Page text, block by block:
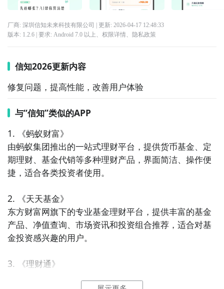
厂商: 深圳信知未来科技有限公司 | 更新: 2026-04-17 12:48:33
版本: 1.2.6| 要求: Android 7.0 以上、 权限详情、 隐私政策
信知2026更新内容
修复问题，提高性能，改善用户体验
与“信知”类似的APP
1. 《蚂蚁财富》
由蚂蚁集团推出的一站式理财平台，提供货币基金、定
期理财、基金代销等多种理财产品，界面简洁、操作便
捷，适合各类投资者使用。
2. 《天天基金》
东方财富网旗下的专业基金理财平台，提供丰富的基金
产品、净值查询、市场资讯和投资组合推荐，适合对基
金投资感兴趣的用户。
3. 《理财通》